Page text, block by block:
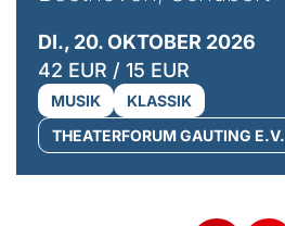
DI., 20. OKTOBER 2026
42 EUR / 15 EUR
MUSIK
KLASSIK
THEATERFORUM GAUTING E.V.